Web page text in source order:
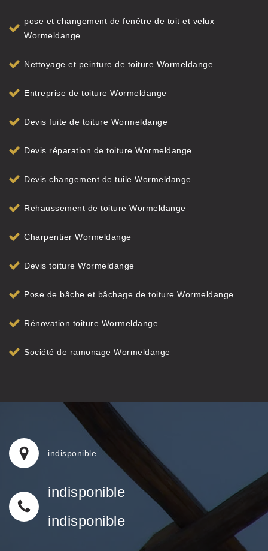
pose et changement de fenêtre de toit et velux
Wormeldange
Nettoyage et peinture de toiture Wormeldange
Entreprise de toiture Wormeldange
Devis fuite de toiture Wormeldange
Devis réparation de toiture Wormeldange
Devis changement de tuile Wormeldange
Rehaussement de toiture Wormeldange
Charpentier Wormeldange
Devis toiture Wormeldange
Pose de bâche et bâchage de toiture Wormeldange
Rénovation toiture Wormeldange
Société de ramonage Wormeldange
indisponible
indisponible
indisponible